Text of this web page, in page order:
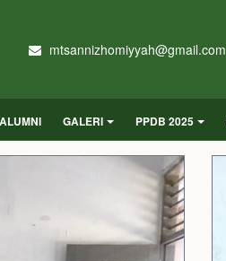
mtsannizhomiyyah@gmail.com
GALERI PPDB 2025